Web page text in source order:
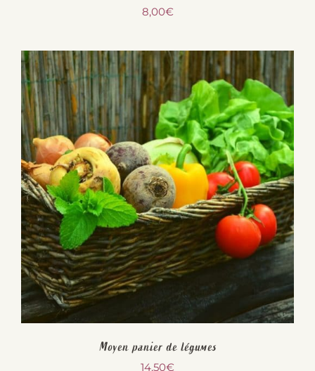
8,00€
Moyen panier de légumes
14,50€